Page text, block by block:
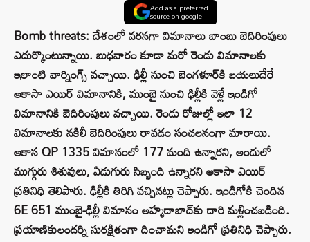
Add as a preferred
source on google
Bomb threats: దేశంలో వరసగా విమానాలు బాంబు బెదిరింపులు
ఎదుర్కొంటున్నాయి. బుధవారం కూడా మరో రెండు విమానాలకు
ఇలాంటి వార్నింగ్స్ వచ్చాయి. ఢిల్లీ నుంచి బెంగళూర్‌కి బయలుదేరే
ఆకాసా ఎయిర్ విమానానికి, ముంబై నుంచి ఢిల్లీకి వెళ్లే ఇండిగో
విమానానికి బెదిరింపులు వచ్చాయి. రెండు రోజుల్లో ఇలా 12
విమానాలకు నకిలీ బెదిరింపులు రావడం సంచలనంగా మారాయి.
ఆకాస QP 1335 విమానంలో 177 మంది ఉన్నారని, అందులో
ముగ్గురు శిశువులు, ఏడుగురు సిబ్బంది ఉన్నారని అకాసా ఎయిర్
ప్రతినిధి తెలిపారు. ఢిల్లీకి తిరిగి వచ్చినట్లు చెప్పారు. ఇండిగోకి చెందిన
6E 651 ముంబై-ఢిల్లీ విమానం అహ్మదాబాద్‌కు దారి మళ్లించబడింది.
ప్రయాణికులందర్ని సురక్షితంగా దించామని ఇండిగో ప్రతినిధి చెప్పారు.